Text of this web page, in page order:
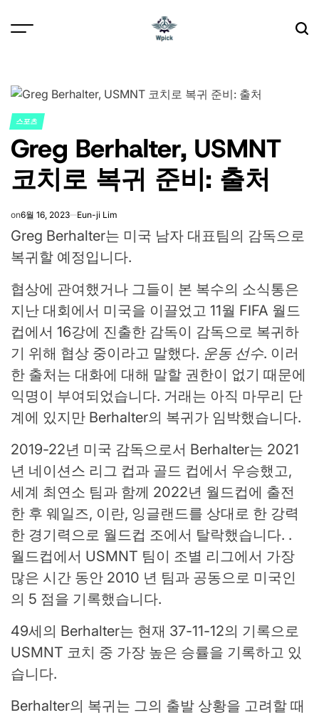
POSTED
IN
스포츠
Greg Berhalter, USMNT
코치로 복귀 준비: 출처
on6월 16, 2023 Eun-ji Lim
Greg Berhalter는 미국 남자 대표팀의 감독으로
복귀할 예정입니다.
협상에 관여했거나 그들이 본 복수의 소식통은
지난 대회에서 미국을 이끌었고 11월 FIFA 월드
컵에서 16강에 진출한 감독이 감독으로 복귀하
기 위해 협상 중이라고 말했다. 운동 선수. 이러
한 출처는 대화에 대해 말할 권한이 없기 때문에
익명이 부여되었습니다. 거래는 아직 마무리 단
계에 있지만 Berhalter의 복귀가 임박했습니다.
2019-22년 미국 감독으로서 Berhalter는 2021
년 네이션스 리그 컵과 골드 컵에서 우승했고,
세계 최연소 팀과 함께 2022년 월드컵에 출전
한 후 웨일즈, 이란, 잉글랜드를 상대로 한 강력
한 경기력으로 월드컵 조에서 탈락했습니다. .
월드컵에서 USMNT 팀이 조별 리그에서 가장
많은 시간 동안 2010 년 팀과 공동으로 미국인
의 5 점을 기록했습니다.
49세의 Berhalter는 현재 37-11-12의 기록으로
USMNT 코치 중 가장 높은 승률을 기록하고 있
습니다.
Berhalter의 복귀는 그의 출발 상황을 고려할 때